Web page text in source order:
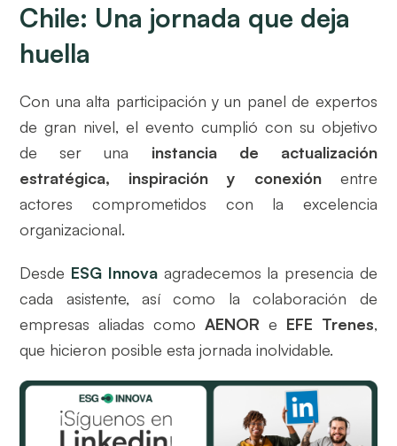
Chile: Una jornada que deja
huella
Con una alta participación y un panel de expertos
de gran nivel, el evento cumplió con su objetivo
de ser una instancia de actualización
estratégica, inspiración y conexiónentre
actores comprometidos con la excelencia
organizacional.
Desde ESG Innovaagradecemos la presencia de
cada asistente, así como la colaboración de
empresas aliadas como AENOR e EFE Trenes,
que hicieron posible esta jornada inolvidable.